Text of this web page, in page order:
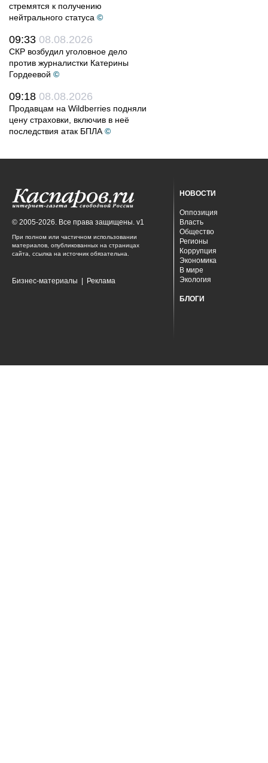
стремятся к получению
нейтрального статуса ©
09:33 08.08.2026
СКР возбудил уголовное дело
против журналистки Катерины
Гордеевой ©
09:18 08.08.2026
Продавцам на Wildberries подняли
цену страховки, включив в неё
последствия атак БПЛА ©
© 2005-2026. Все права защищены. v1
При полном или частичном использовании
материалов, опубликованных на страницах
сайта, ссылка на источник обязательна.
Бизнес-материалы Реклама
НОВОСТИ
Оппозиция
Власть
Общество
Регионы
Коррупция
Экономика
В мире
Экология
БЛОГИ